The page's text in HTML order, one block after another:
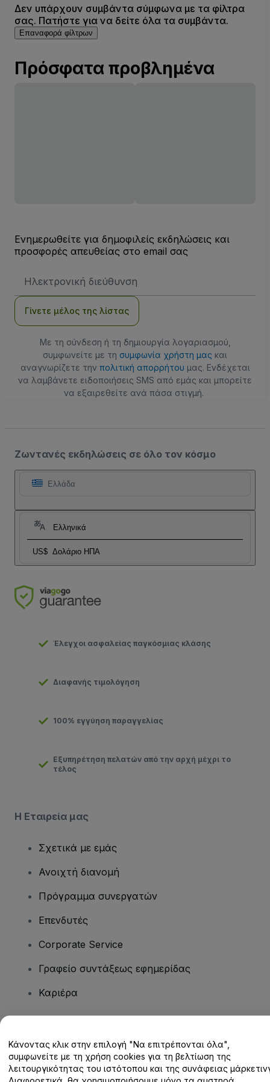
Δεν υπάρχουν συμβάντα σύμφωνα με τα φίλτρα
σας. Πατήστε για να δείτε όλα τα συμβάντα.
Επαναφορά φίλτρων
Πρόσφατα προβλημένα
Ενημερωθείτε για δημοφιλείς εκδηλώσεις και
προσφορές απευθείας στο email σας
Email
Γίνετε μέλος της λίστας
Με τη σύνδεση ή τη δημιουργία λογαριασμού,
συμφωνείτε με τη συμφωνία χρήστη μας και
αναγνωρίζετε την πολιτική απορρήτου μας. Ενδέχεται
να λαμβάνετε ειδοποιήσεις SMS από εμάς και μπορείτε
να εξαιρεθείτε ανά πάσα στιγμή.
Ζωντανές εκδηλώσεις σε όλο τον κόσμο
Ελλάδα
Ελληνικά
US$ Δολάριο ΗΠΑ
Έλεγχοι ασφαλείας παγκόσμιας κλάσης
Διαφανής τιμολόγηση
100% εγγύηση παραγγελίας
Εξυπηρέτηση πελατών από την αρχή μέχρι το
τέλος
Η Εταιρεία μας
Σχετικά με εμάς
Ανοιχτή διανομή
Πρόγραμμα συνεργατών
Επενδυτές
Corporate Service
Γραφείο συντάξεως εφημερίδας
Καριέρα
Κέντρο βοήθειας / Επικοινωνήστε μαζί μας
Κάνοντας κλικ στην επιλογή "Να επιτρέπονται όλα",
συμφωνείτε με τη χρήση cookies για τη βελτίωση της
λειτουργικότητας του ιστότοπου και της συνάφειας